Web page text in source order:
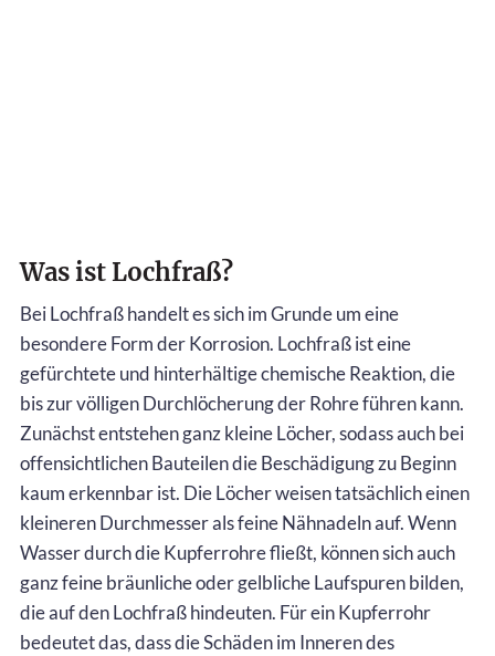
Was ist Lochfraß?
Bei Lochfraß handelt es sich im Grunde um eine
besondere Form der Korrosion. Lochfraß ist eine
gefürchtete und hinterhältige chemische Reaktion, die
bis zur völligen Durchlöcherung der Rohre führen kann.
Zunächst entstehen ganz kleine Löcher, sodass auch bei
offensichtlichen Bauteilen die Beschädigung zu Beginn
kaum erkennbar ist. Die Löcher weisen tatsächlich einen
kleineren Durchmesser als feine Nähnadeln auf. Wenn
Wasser durch die Kupferrohre fließt, können sich auch
ganz feine bräunliche oder gelbliche Laufspuren bilden,
die auf den Lochfraß hindeuten. Für ein Kupferrohr
bedeutet das, dass die Schäden im Inneren des